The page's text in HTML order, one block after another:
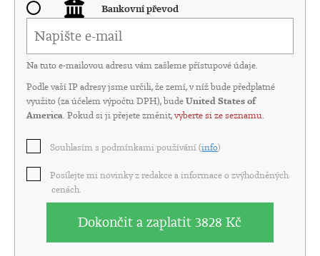
Bankovní převod
Na tuto e-mailovou adresu vám zašleme přístupové údaje.
Podle vaší IP adresy jsme určili, že zemí, v níž bude předplatné
využito (za účelem výpočtu DPH), budeUnited States of
America. Pokud si ji přejete změnit,vyberte si ze seznamu.
Souhlasím s podmínkami používání (info)
Posílejte mi novinky z redakce a informace o zvýhodněných
cenách.
Dokončit a zaplatit3828 Kč